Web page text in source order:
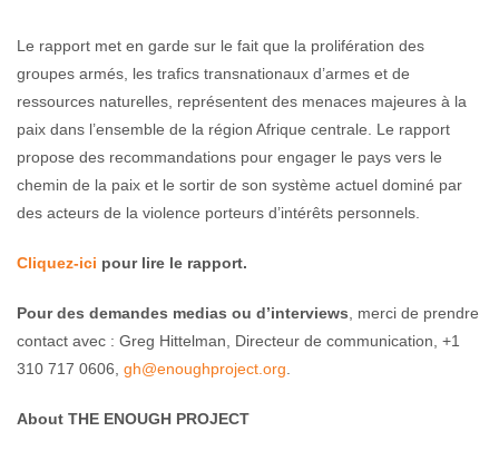
Le rapport met en garde sur le fait que la prolifération des
groupes armés, les trafics transnationaux d’armes et de
ressources naturelles, représentent des menaces majeures à la
paix dans l’ensemble de la région Afrique centrale. Le rapport
propose des recommandations pour engager le pays vers le
chemin de la paix et le sortir de son système actuel dominé par
des acteurs de la violence porteurs d’intérêts personnels.
Cliquez-ici pour lire le rapport.
Pour des demandes medias ou d’interviews , merci de prendre
contact avec : Greg Hittelman, Directeur de communication, +1
310 717 0606, gh@enoughproject.org
About THE ENOUGH PROJECT